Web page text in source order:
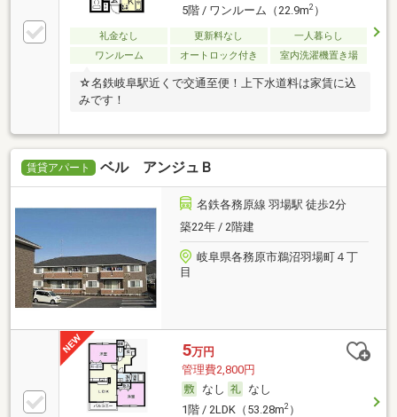
5階 / ワンルーム（22.9m2）
礼金なし 更新料なし
一人暮らし
ワンルーム
オートロック付き 室内洗濯機置き場
☆名鉄岐阜駅近くで交通至便！上下水道料は家賃に込
みです！
賃貸アパート ベル アンジュＢ
名鉄各務原線 羽場駅 徒歩2分
築22年 / 2階建
岐阜県各務原市鵜沼羽場町４丁
目
5万円
管理費2,800円
なし
なし
1階 / 2LDK（53.28m2）